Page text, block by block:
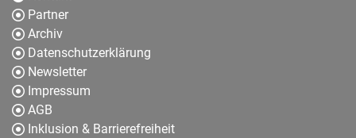
Partner
Archiv
Datenschutzerklärung
Newsletter
Impressum
AGB
Inklusion & Barrierefreiheit